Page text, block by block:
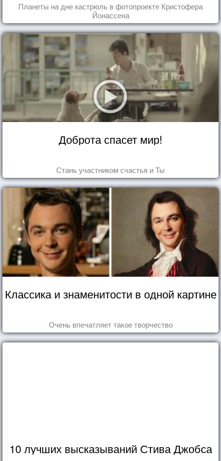
Планеты на дне кастрюль в фотопроекте Кристофера
Йонассена
Доброта спасет мир!
Стань участником счастья и Ты
Классика и знаменитости в одной картине
Очень впечатляет такое творчество
10 лучших высказываний Стива Джобса